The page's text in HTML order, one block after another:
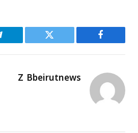
فيسبوك تويتر
Z Bbeirutnews